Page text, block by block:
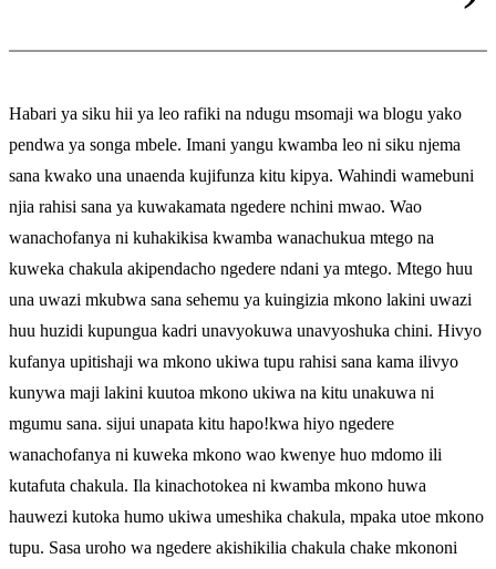
Habari ya siku hii ya leo rafiki na ndugu msomaji wa blogu yako
pendwa ya songa mbele. Imani yangu kwamba leo ni siku njema
sana kwako una unaenda kujifunza kitu kipya. Wahindi wamebuni
njia rahisi sana ya kuwakamata ngedere nchini mwao. Wao
wanachofanya ni kuhakikisa kwamba wanachukua mtego na
kuweka chakula akipendacho ngedere ndani ya mtego. Mtego huu
una uwazi mkubwa sana sehemu ya kuingizia mkono lakini uwazi
huu huzidi kupungua kadri unavyokuwa unavyoshuka chini. Hivyo
kufanya upitishaji wa mkono ukiwa tupu rahisi sana kama ilivyo
kunywa maji lakini kuutoa mkono ukiwa na kitu unakuwa ni
mgumu sana. sijui unapata kitu hapo!kwa hiyo ngedere
wanachofanya ni kuweka mkono wao kwenye huo mdomo ili
kutafuta chakula. Ila kinachotokea ni kwamba mkono huwa
hauwezi kutoka humo ukiwa umeshika chakula, mpaka utoe mkono
tupu. Sasa uroho wa ngedere akishikilia chakula chake mkononi